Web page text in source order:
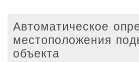
Автоматическое
местоположения
объекта